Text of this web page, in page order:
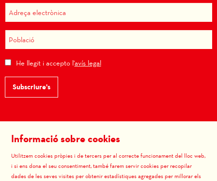
He llegit i accepto l'avís legal
Subscriure's
Amb el suport de:
Informació sobre cookies
Utilitzem cookies pròpies i de tercers per al correcte funcionament del lloc web,
i si ens dona el seu consentiment, també farem servir cookies per recopilar
dades de les seves visites per obtenir estadístiques agregades per millorar els